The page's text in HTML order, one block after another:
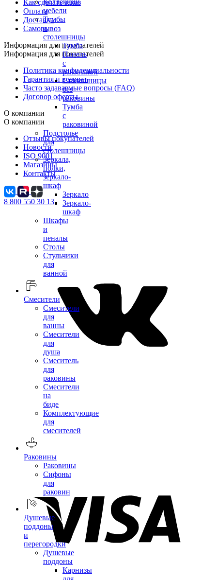
Коллекции
мебели
Тумбы
и
столешницы
Тумба
Панель
с
раковиной
Столешницы
без
раковины
Тумба
с
раковиной
Подстолье
для
столешницы
Зеркала,
полки,
зеркало-
шкаф
Зеркало
Зеркало-
шкаф
Шкафы
и
пеналы
Столы
Стульчики
для
ванной
Смесители
Смесители
для
ванны
Смесители
для
душа
Смеситель
для
раковины
Смесители
на
биде
Комплектующие
для
смесителей
Раковины
Раковины
Сифоны
для
раковин
Душевые
поддоны
и
перегородки
Душевые
поддоны
Карнизы
Как сделать заказ
Оплата
Доставка
Самовывоз
Информация для покупателей
Информация для покупателей
Политика конфиденциальности
Гарантия и возврат
Часто задаваемые вопросы (FAQ)
Договор оферты
О компании
О компании
Отзывы покупателей
Новости
ISO 9001
Магазины
Контакты
8 800 550 30 13